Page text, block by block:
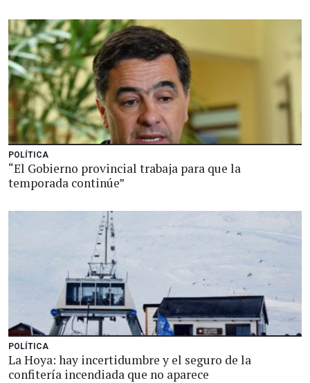
POLÍTICA
“El Gobierno provincial trabaja para que la
temporada continúe”
POLÍTICA
La Hoya: hay incertidumbre y el seguro de la
confitería incendiada que no aparece